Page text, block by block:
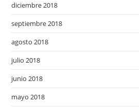
diciembre 2018
septiembre 2018
agosto 2018
julio 2018
junio 2018
mayo 2018